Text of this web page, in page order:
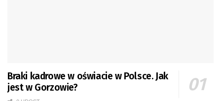
Braki kadrowe w oświacie w Polsce. Jak
jest w Gorzowie?